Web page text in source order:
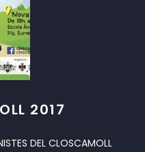
2017
DEL CLOSCAMOLL